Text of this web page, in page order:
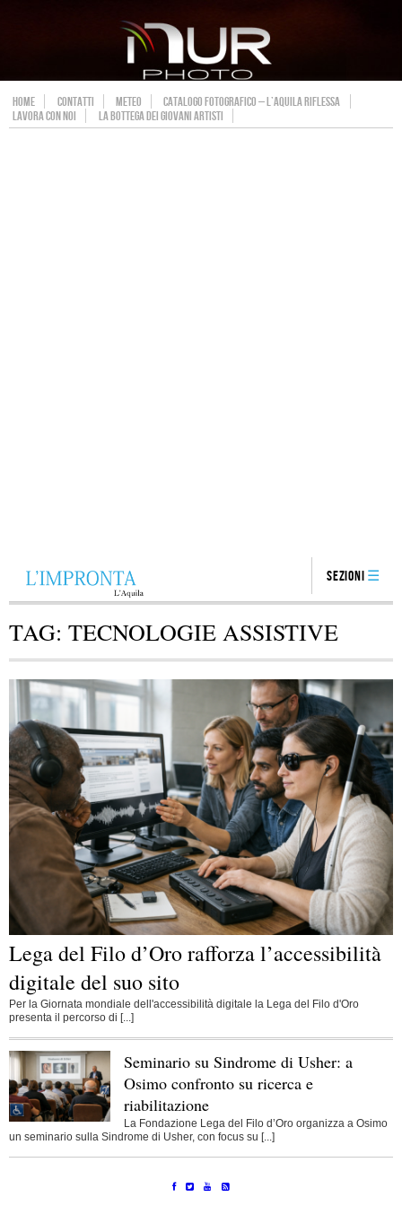
HOME CONTATTI METEO
CATALOGO FOTOGRAFICO – L’AQUILA RIFLESSA
LAVORA CON NOI
LA BOTTEGA DEI GIOVANI ARTISTI
Sezioni
TAG: TECNOLOGIE ASSISTIVE
Lega del Filo d’Oro rafforza l’accessibilità
digitale del suo sito
Per la Giornata mondiale dell'accessibilità digitale la Lega del Filo d'Oro
presenta il percorso di [...]
Seminario su Sindrome di Usher: a
Osimo confronto su ricerca e
riabilitazione
La Fondazione Lega del Filo d’Oro organizza a Osimo
un seminario sulla Sindrome di Usher, con focus su [...]